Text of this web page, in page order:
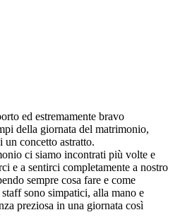
ed estremamente bravo
della giornata del matrimonio,
un concetto astratto.
ci siamo incontrati più volte e
e a sentirci completamente a nostro
sempre cosa fare e come
sono simpatici, alla mano e
preziosa in una giornata così